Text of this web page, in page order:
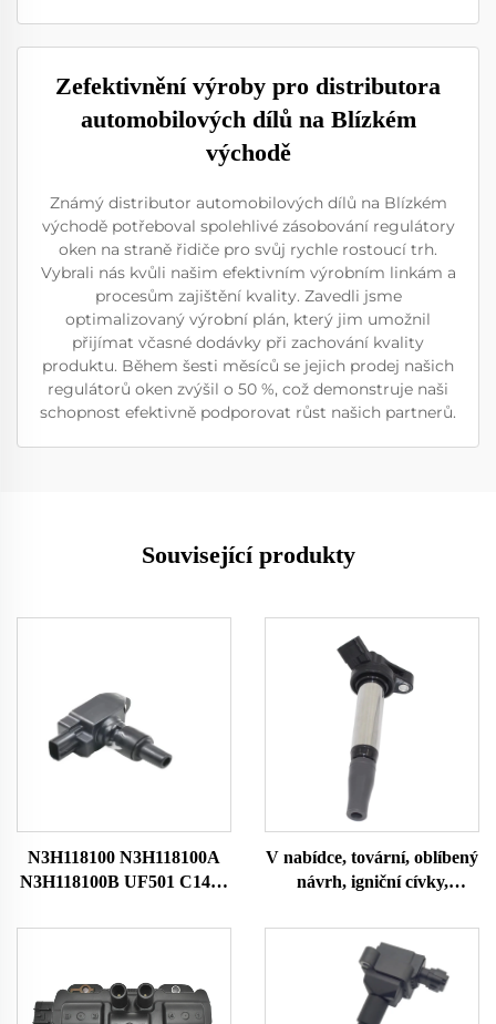
Zefektivnění výroby pro distributora
automobilových dílů na Blízkém
východě
Známý distributor automobilových dílů na Blízkém
východě potřeboval spolehlivé zásobování regulátory
oken na straně řidiče pro svůj rychle rostoucí trh.
Vybrali nás kvůli našim efektivním výrobním linkám a
procesům zajištění kvality. Zavedli jsme
optimalizovaný výrobní plán, který jim umožnil
přijímat včasné dodávky při zachování kvality
produktu. Během šesti měsíců se jejich prodej našich
regulátorů oken zvýšil o 50 %, což demonstruje naši
schopnost efektivně podporovat růst našich partnerů.
Související produkty
N3H118100 N3H118100A
N3H118100B UF501 C1459
Motorová zapalovací cívka
Encendido Del Coche
V nabídce, tovární, oblíbený
návrh, igniční cívky,
90919C2007 90919-C2007
pro TOYOTA, igniční cívla,
autodůlu